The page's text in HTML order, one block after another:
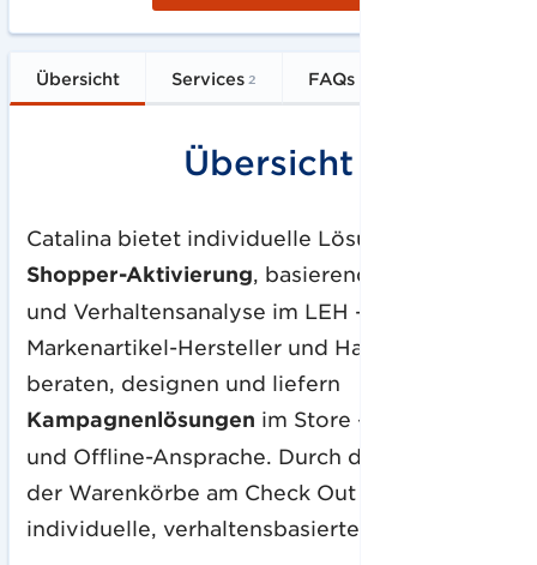
Übersicht Services 2 FAQs
Übersicht
Catalina bietet individuelle Lösungen zur
Shopper-Aktivierung , basierend auf Kauf-
und Verhaltensanalyse im LEH - für
Markenartikel-Hersteller und Handel. Wie
beraten, designen und liefern
Kampagnenlösungen im Store - über Online-
und Offline-Ansprache. Durch die Erfassung
der Warenkörbe am Check Out setzen wir
individuelle, verhaltensbasierte Kaufimpulse.